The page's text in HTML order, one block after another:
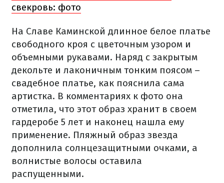
свекровь: фото
На Славе Каминской длинное белое платье
свободного кроя с цветочным узором и
объемными рукавами. Наряд с закрытым
декольте и лаконичным тонким поясом –
свадебное платье, как пояснила сама
артистка. В комментариях к фото она
отметила, что этот образ хранит в своем
гардеробе 5 лет и наконец нашла ему
применение. Пляжный образ звезда
дополнила солнцезащитными очками, а
волнистые волосы оставила
распущенными.